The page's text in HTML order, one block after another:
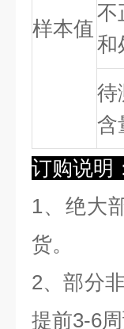
样本值
不
和
待
含
订购说明
1、绝大
货。
2、部分
提前3-6周